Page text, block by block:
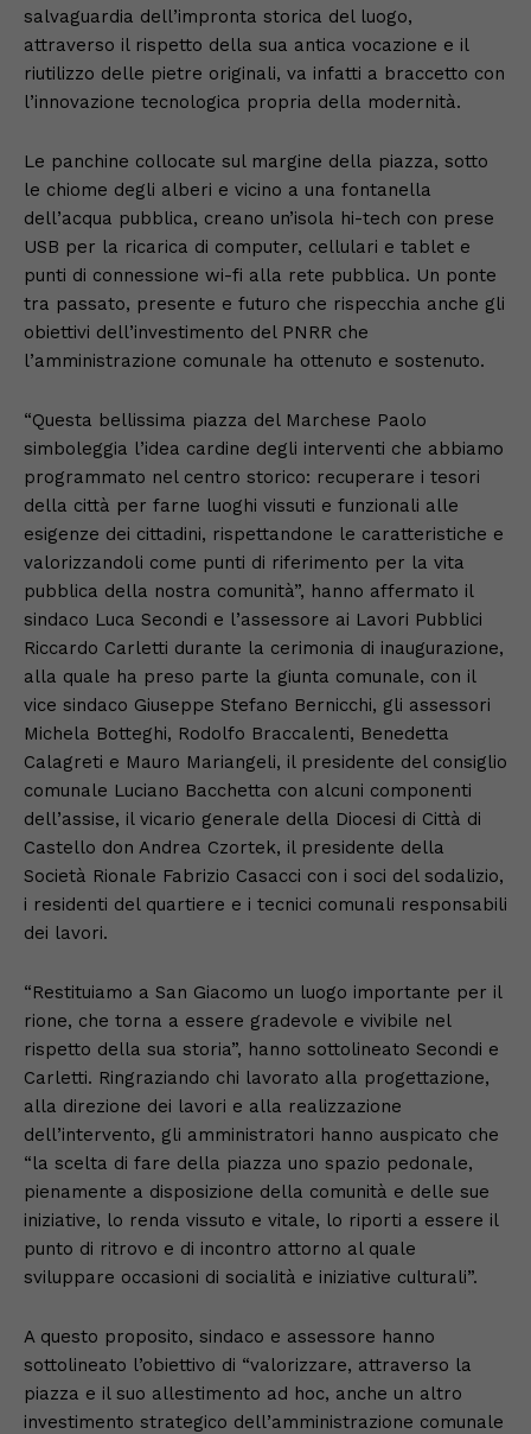
salvaguardia dell’impronta storica del luogo,
attraverso il rispetto della sua antica vocazione e il
riutilizzo delle pietre originali, va infatti a braccetto con
l’innovazione tecnologica propria della modernità.
Le panchine collocate sul margine della piazza, sotto
le chiome degli alberi e vicino a una fontanella
dell’acqua pubblica, creano un’isola hi-tech con prese
USB per la ricarica di computer, cellulari e tablet e
punti di connessione wi-fi alla rete pubblica. Un ponte
tra passato, presente e futuro che rispecchia anche gli
obiettivi dell’investimento del PNRR che
l’amministrazione comunale ha ottenuto e sostenuto.
“Questa bellissima piazza del Marchese Paolo
simboleggia l’idea cardine degli interventi che abbiamo
programmato nel centro storico: recuperare i tesori
della città per farne luoghi vissuti e funzionali alle
esigenze dei cittadini, rispettandone le caratteristiche e
valorizzandoli come punti di riferimento per la vita
pubblica della nostra comunità”, hanno affermato il
sindaco Luca Secondi e l’assessore ai Lavori Pubblici
Riccardo Carletti durante la cerimonia di inaugurazione,
alla quale ha preso parte la giunta comunale, con il
vice sindaco Giuseppe Stefano Bernicchi, gli assessori
Michela Botteghi, Rodolfo Braccalenti, Benedetta
Calagreti e Mauro Mariangeli, il presidente del consiglio
comunale Luciano Bacchetta con alcuni componenti
dell’assise, il vicario generale della Diocesi di Città di
Castello don Andrea Czortek, il presidente della
Società Rionale Fabrizio Casacci con i soci del sodalizio,
i residenti del quartiere e i tecnici comunali responsabili
dei lavori.
“Restituiamo a San Giacomo un luogo importante per il
rione, che torna a essere gradevole e vivibile nel
rispetto della sua storia”, hanno sottolineato Secondi e
Carletti. Ringraziando chi lavorato alla progettazione,
alla direzione dei lavori e alla realizzazione
dell’intervento, gli amministratori hanno auspicato che
“la scelta di fare della piazza uno spazio pedonale,
pienamente a disposizione della comunità e delle sue
iniziative, lo renda vissuto e vitale, lo riporti a essere il
punto di ritrovo e di incontro attorno al quale
sviluppare occasioni di socialità e iniziative culturali”.
A questo proposito, sindaco e assessore hanno
sottolineato l’obiettivo di “valorizzare, attraverso la
piazza e il suo allestimento ad hoc, anche un altro
investimento strategico dell’amministrazione comunale